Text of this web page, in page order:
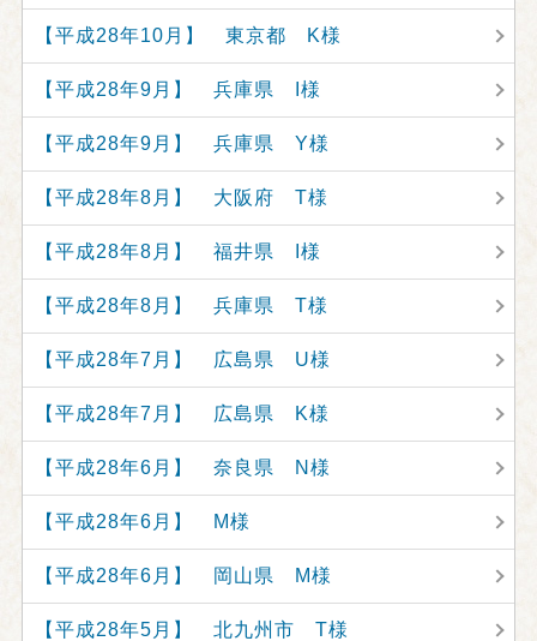
【平成28年10月】 東京都 K様
【平成28年9月】 兵庫県 I様
【平成28年9月】 兵庫県 Y様
【平成28年8月】 大阪府 T様
【平成28年8月】 福井県 I様
【平成28年8月】 兵庫県 T様
【平成28年7月】 広島県 U様
【平成28年7月】 広島県 K様
【平成28年6月】 奈良県 N様
【平成28年6月】 M様
【平成28年6月】 岡山県 M様
【平成28年5月】 北九州市 T様